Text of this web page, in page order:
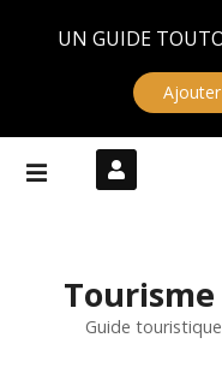
UN GUIDE
Guide